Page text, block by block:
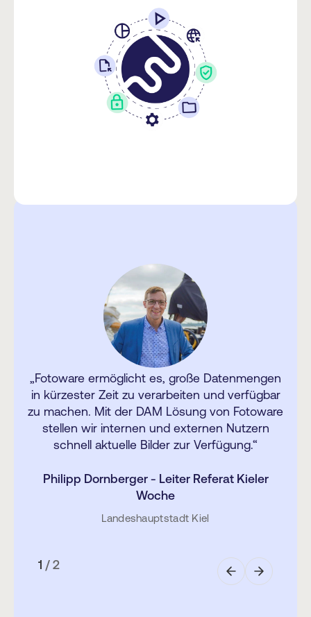
„Fotoware ermöglicht es, große Datenmengen
in kürzester Zeit zu verarbeiten und verfügbar
zu machen. Mit der DAM Lösung von Fotoware
stellen wir internen und externen Nutzern
schnell aktuelle Bilder zur Verfügung.“
Philipp Dornberger - Leiter Referat Kieler
Woche
Landeshauptstadt Kiel
„Fotoware hat unser Potenzial
erweitert, unseren Nutzerkreis
vergrößert und ein schnelles
Wachstum unserer Sammlung
ermöglicht. Aufgaben, die
früher Tage in Anspruch
genommen haben, wurden auf
Stephanie Tuszynski - Director of the Digital
1 /2